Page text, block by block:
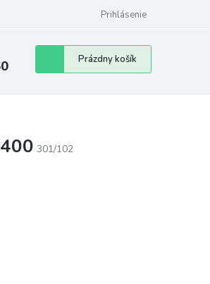
Prihlásenie
Nákupný
košík
Prázdny košík
301/102